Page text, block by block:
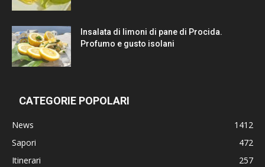
Insalata di limoni di pane di Procida.
Profumo e gusto isolani
CATEGORIE POPOLARI
News
1412
Sapori
472
Itinerari
257